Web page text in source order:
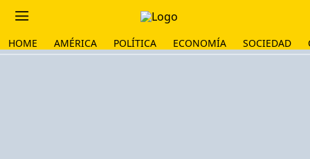
HOME AMÉRICA POLÍTICA ECONOMÍA SOCIEDAD